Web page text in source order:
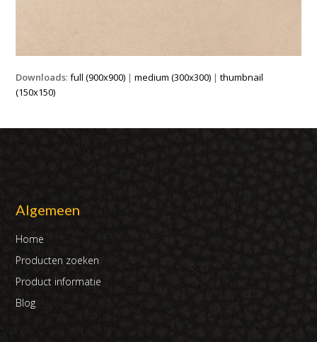
Downloads:full (900x900) |medium (300x300) |thumbnail
(150x150)
Algemeen
Home
Producten zoeken
Product informatie
Blog